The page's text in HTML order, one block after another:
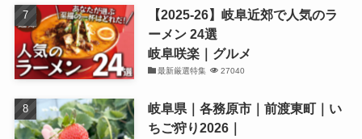
【2025-26】岐阜近郊で人気のラ
ーメン 24選
岐阜咲楽｜グルメ
最新厳選特集 27040
岐阜県｜各務原市｜前渡東町｜い
ちご狩り2026｜